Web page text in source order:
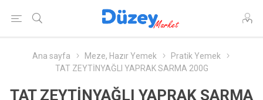
Ana sayfa Meze, Hazır Yemek
Pratik Yemek
TAT ZEYTİNYAĞLI YAPRAK SARMA 200G
TAT ZEYTİNYAĞLI YAPRAK SARMA